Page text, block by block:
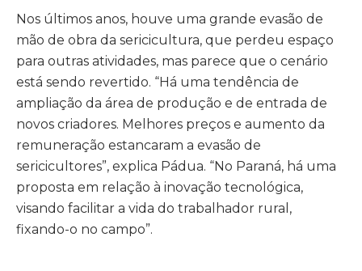
Nos últimos anos, houve uma grande evasão de
mão de obra da sericicultura, que perdeu espaço
para outras atividades, mas parece que o cenário
está sendo revertido. “Há uma tendência de
ampliação da área de produção e de entrada de
novos criadores. Melhores preços e aumento da
remuneração estancaram a evasão de
sericicultores”, explica Pádua. “No Paraná, há uma
proposta em relação à inovação tecnológica,
visando facilitar a vida do trabalhador rural,
fixando-o no campo”.